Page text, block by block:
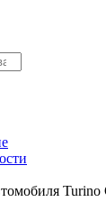
Turino